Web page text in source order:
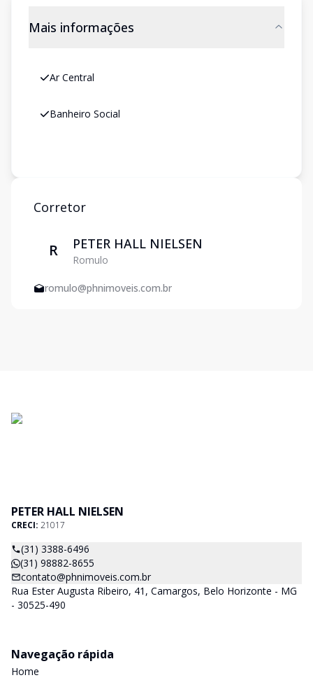
Mais informações
Ar Central
Banheiro Social
Corretor
R PETER HALL NIELSEN
Romulo
romulo@phnimoveis.com.br
PETER HALL NIELSEN
CRECI: 21017
(31) 3388-6496
(31) 98882-8655
contato@phnimoveis.com.br
Rua Ester Augusta Ribeiro, 41, Camargos, Belo Horizonte - MG
- 30525-490
Navegação rápida
Home